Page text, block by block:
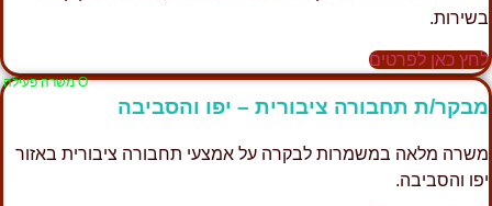
בשירות.
לחץ כאן לפרטים
Ο משרה פעילה
מבקר/ת תחבורה ציבורית – יפו והסביבה
משרה מלאה במשמרות לבקרה על אמצעי תחבורה ציבורית באזור
יפו והסביבה.